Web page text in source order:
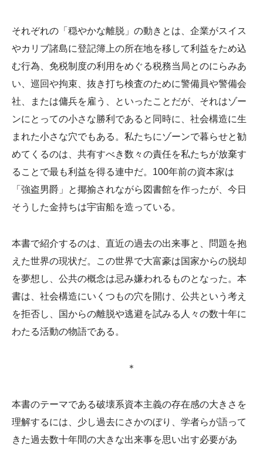
それぞれの「穏やかな離脱」の動きとは、企業がスイス
やカリブ諸島に登記簿上の所在地を移して利益をため込
む行為、免税制度の利用をめぐる税務当局とのにらみあ
い、巡回や拘束、抜き打ち検査のために警備員や警備会
社、または傭兵を雇う、といったことだが、それはゾー
ンにとっての小さな勝利であると同時に、社会構造に生
まれた小さな穴でもある。私たちにゾーンで暮らせと勧
めてくるのは、共有すべき数々の責任を私たちが放棄す
ることで最も利益を得る連中だ。100年前の資本家は
「強盗男爵」と揶揄されながら図書館を作ったが、今日
そうした金持ちは宇宙船を造っている。
本書で紹介するのは、直近の過去の出来事と、問題を抱
えた世界の現状だ。この世界で大富豪は国家からの脱却
を夢想し、公共の概念は忌み嫌われるものとなった。本
書は、社会構造にいくつもの穴を開け、公共という考え
を拒否し、国からの離脱や逃避を試みる人々の数十年に
わたる活動の物語である。
＊
本書のテーマである破壊系資本主義の存在感の大きさを
理解するには、少し過去にさかのぼり、学者らが語って
きた過去数十年間の大きな出来事を思い出す必要があ